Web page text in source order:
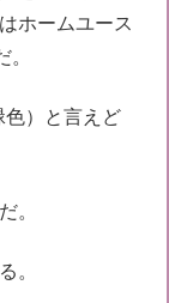
ホームユース
色）と言えど
。
。